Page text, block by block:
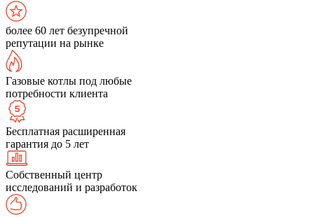
более 60 лет безупречной
репутации на рынке
Газовые котлы под любые
потребности клиента
Бесплатная расширенная
гарантия до 5 лет
Собственный центр
исследований и разработок